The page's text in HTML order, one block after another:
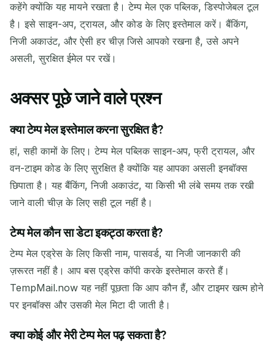
कहेंगे क्योंकि यह मायने रखता है। टेम्प मेल एक पब्लिक, डिस्पोजेबल टूल
है। इसे साइन-अप, ट्रायल, और कोड के लिए इस्तेमाल करें। बैंकिंग,
निजी अकाउंट, और ऐसी हर चीज़ जिसे आपको रखना है, उसे अपने
असली, सुरक्षित ईमेल पर रखें।
अक्सर पूछे जाने वाले प्रश्न
क्या टेम्प मेल इस्तेमाल करना सुरक्षित है?
हां, सही कामों के लिए। टेम्प मेल पब्लिक साइन-अप, फ्री ट्रायल, और
वन-टाइम कोड के लिए सुरक्षित है क्योंकि यह आपका असली इनबॉक्स
छिपाता है। यह बैंकिंग, निजी अकाउंट, या किसी भी लंबे समय तक रखी
जाने वाली चीज़ के लिए सही टूल नहीं है।
टेम्प मेल कौन सा डेटा इकट्ठा करता है?
टेम्प मेल एड्रेस के लिए किसी नाम, पासवर्ड, या निजी जानकारी की
ज़रूरत नहीं है। आप बस एड्रेस कॉपी करके इस्तेमाल करते हैं।
TempMail.now यह नहीं पूछता कि आप कौन हैं, और टाइमर खत्म होने
पर इनबॉक्स और उसकी मेल मिटा दी जाती है।
क्या कोई और मेरी टेम्प मेल पढ़ सकता है?